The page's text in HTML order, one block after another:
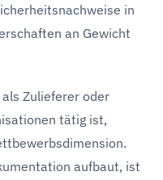
in
an Gewicht
Zulieferer oder
tätig ist,
aufbaut, ist